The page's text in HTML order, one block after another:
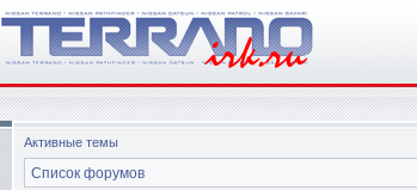
Активные темы
Список форумов